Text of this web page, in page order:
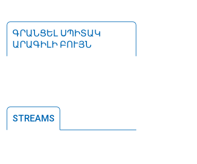
ԳՐԱՆՑԵԼ ՍՊԻՏԱԿ
ԱՐԱԳԻԼԻ ԲՈՒՅՆ
STREAMS